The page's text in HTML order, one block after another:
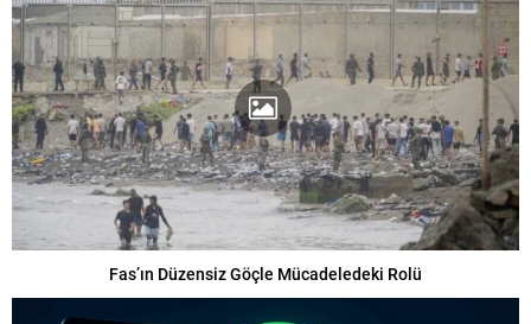
Fas’ın Düzensiz Göçle Mücadeledeki Rolü